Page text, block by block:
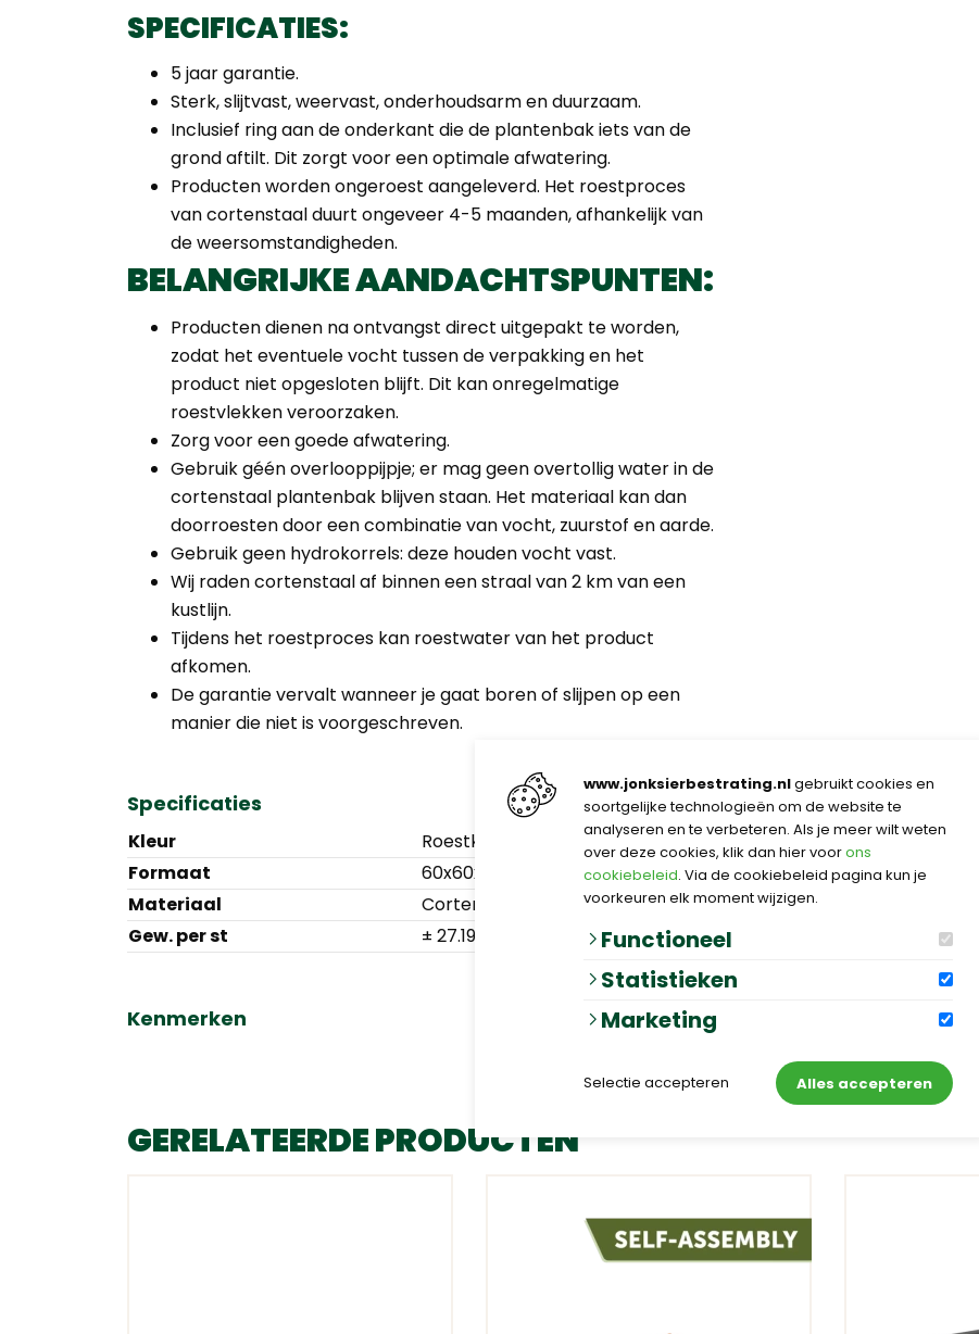
SPECIFICATIES:
5 jaar garantie.
Sterk, slijtvast, weervast, onderhoudsarm en duurzaam.
Inclusief ring aan de onderkant die de plantenbak iets van de
grond aftilt. Dit zorgt voor een optimale afwatering.
Producten worden ongeroest aangeleverd. Het roestproces
van cortenstaal duurt ongeveer 4-5 maanden, afhankelijk van
de weersomstandigheden.
BELANGRIJKE AANDACHTSPUNTEN:
Producten dienen na ontvangst direct uitgepakt te worden,
zodat het eventuele vocht tussen de verpakking en het
product niet opgesloten blijft. Dit kan onregelmatige
roestvlekken veroorzaken.
Zorg voor een goede afwatering.
Gebruik géén overlooppijpje; er mag geen overtollig water in de
cortenstaal plantenbak blijven staan. Het materiaal kan dan
doorroesten door een combinatie van vocht, zuurstof en aarde.
Gebruik geen hydrokorrels: deze houden vocht vast.
Wij raden cortenstaal af binnen een straal van 2 km van een
kustlijn.
Tijdens het roestproces kan roestwater van het product
afkomen.
De garantie vervalt wanneer je gaat boren of slijpen op een
manier die niet is voorgeschreven.
Specificaties
Kleur
Roestkleur
Formaat
60x60x50 cm.
Materiaal
Cortenstaal
Gew. per st
± 27.19 kg
Kenmerken
GERELATEERDE PRODUCTEN
www.jonksierbestrating.nlgebruikt cookies en
soortgelijke technologieën om de website te
analyseren en te verbeteren. Als je meer wilt weten
over deze cookies, klik dan hier voorons
cookiebeleid. Via de cookiebeleid pagina kun je
voorkeuren elk moment wijzigen.
Functioneel
Statistieken
Marketing
Selectie accepteren Alles accepteren